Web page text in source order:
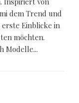
dem Trend und
Einblicke in
möchten.
Modelle...